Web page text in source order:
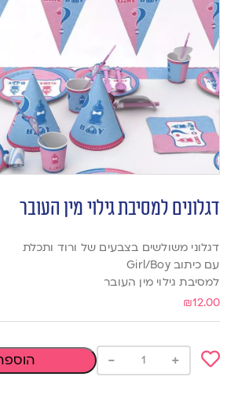
דגלונים למסיבת גילוי מין העובר
דגלוני משולשים בצבעים של ורוד ותכלת
עם כיתוב Girl/Boy
למסיבת גילוי מין העובר
₪12.00
+
-